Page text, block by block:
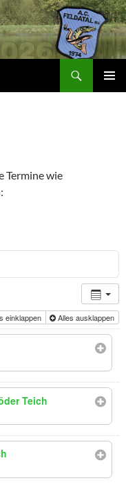
Termine wie
einklappen Alles ausklappen
Teich